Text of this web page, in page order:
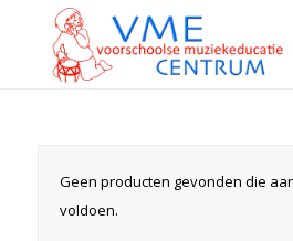
Geen producten gevonden die
voldoen.